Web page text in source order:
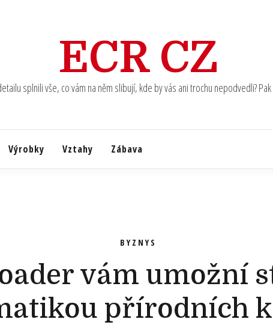
ECR CZ
splnili vše, co vám na něm slibují, kde by vás ani trochu nepodvedli?
Výrobky Vztahy Zábava
BYZNYS
vám umožní
přírodních